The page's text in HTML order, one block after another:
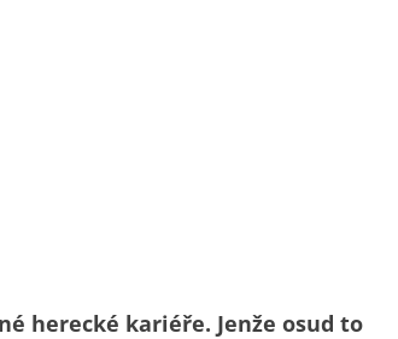
herecké kariéře. Jenže osud to